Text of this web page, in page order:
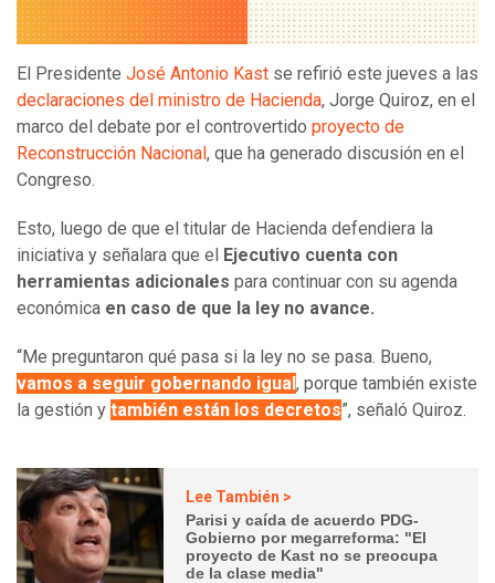
El Presidente José Antonio Kast se refirió este jueves a las
declaraciones del ministro de Hacienda, Jorge Quiroz, en el
marco del debate por el controvertido proyecto de
Reconstrucción Nacional , que ha generado discusión en el
Congreso.
Esto, luego de que el titular de Hacienda defendiera la
iniciativa y señalara que el
Ejecutivo cuenta con
herramientas adicionales para continuar con su agenda
económica en caso de que la ley no avance.
“Me preguntaron qué pasa si la ley no se pasa. Bueno,
vamos a seguir gobernando igual , porque también existe
la gestión y también están los decretos”, señaló Quiroz.
Lee También >
Parisi y caída de acuerdo PDG-
Gobierno por megarreforma: "El
proyecto de Kast no se preocupa
de la clase media"